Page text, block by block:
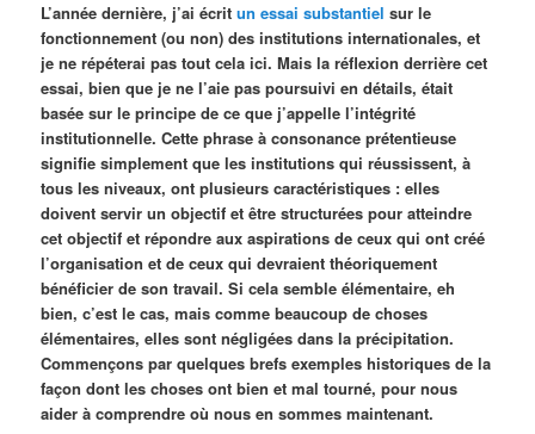
L’année dernière, j’ai écritun essai substantiel sur le
fonctionnement (ou non) des institutions internationales, et
je ne répéterai pas tout cela ici. Mais la réflexion derrière cet
essai, bien que je ne l’aie pas poursuivi en détails, était
basée sur le principe de ce que j’appelle l’intégrité
institutionnelle. Cette phrase à consonance prétentieuse
signifie simplement que les institutions qui réussissent, à
tous les niveaux, ont plusieurs caractéristiques : elles
doivent servir un objectif et être structurées pour atteindre
cet objectif et répondre aux aspirations de ceux qui ont créé
l’organisation et de ceux qui devraient théoriquement
bénéficier de son travail. Si cela semble élémentaire, eh
bien, c’est le cas, mais comme beaucoup de choses
élémentaires, elles sont négligées dans la précipitation.
Commençons par quelques brefs exemples historiques de la
façon dont les choses ont bien et mal tourné, pour nous
aider à comprendre où nous en sommes maintenant.